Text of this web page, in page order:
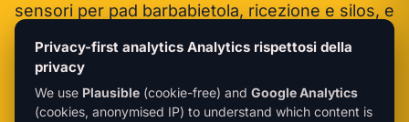
sensori per pad barbabietola, ricezione e silos, e
entro una settimana. La messa in servizio
richiede tipicamente una settimana estiva tra le
campagne.
Privacy-first analytics Analytics rispettosi della
privacy
We use Plausible (cookie-free) and Google Analytics
(cookies, anonymised IP) to understand which content is